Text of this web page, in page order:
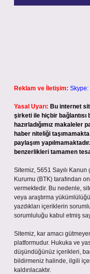
Reklam ve İletişim:
Yasal Uyarı: Bu internet
şirketi ile hiçbir bağlantısı
hazırladığımız
haber niteliği
paylaşım
benzerlikleri tamamen
Sitemiz, 5651 Sayılı
Kurumu (BTK) tarafından
vermektedir. Bu nedenle,
veya araştırma
yazdıkları içeriklerin
sorumluluğu kabul etmiş
Sitemiz, kar amacı
platformudur. Hukuka ve
düşündüğünüz içerikleri,
bildirmeniz halinde, ilgili
kaldırılacaktır.